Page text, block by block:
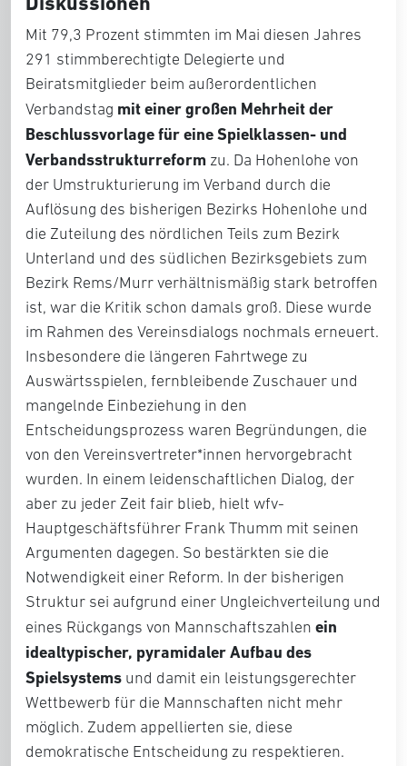
Mit 79,3 Prozent stimmten im Mai diesen Jahres
291 stimmberechtigte Delegierte und
Beiratsmitglieder beim außerordentlichen
Verbandstag mit einer großen Mehrheit der
Beschlussvorlage für eine Spielklassen- und
Verbandsstrukturreform zu. Da Hohenlohe von
der Umstrukturierung im Verband durch die
Auflösung des bisherigen Bezirks Hohenlohe und
die Zuteilung des nördlichen Teils zum Bezirk
Unterland und des südlichen Bezirksgebiets zum
Bezirk Rems/Murr verhältnismäßig stark betroffen
ist, war die Kritik schon damals groß. Diese wurde
im Rahmen des Vereinsdialogs nochmals erneuert.
Insbesondere die längeren Fahrtwege zu
Auswärtsspielen, fernbleibende Zuschauer und
mangelnde Einbeziehung in den
Entscheidungsprozess waren Begründungen, die
von den Vereinsvertreter*innen hervorgebracht
wurden. In einem leidenschaftlichen Dialog, der
aber zu jeder Zeit fair blieb, hielt wfv-
Hauptgeschäftsführer Frank Thumm mit seinen
Argumenten dagegen. So bestärkten sie die
Notwendigkeit einer Reform. In der bisherigen
Struktur sei aufgrund einer Ungleichverteilung und
eines Rückgangs von Mannschaftszahlen ein
idealtypischer, pyramidaler Aufbau des
Spielsystems und damit ein leistungsgerechter
Wettbewerb für die Mannschaften nicht mehr
möglich. Zudem appellierten sie, diese
demokratische Entscheidung zu respektieren.